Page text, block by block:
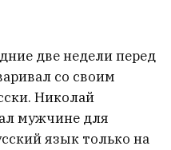
две недели перед
со своим
Николай
мужчине для
язык только на